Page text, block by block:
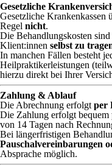
Gesetzliche
Gesetzliche Krankenkassen
Regel nicht.
Die Behandlungskosten
Klient:innen selbst zu
In manchen Fällen besteht
Heilpraktikerleistungen
hierzu direkt bei Ihrer
Zahlung & Ablauf
Die Abrechnung erfolgt per
Die Zahlung erfolgt bequem
von 14 Tagen nach
Bei längerfristigen
Pauschalvereinbarungen
Absprache möglich.